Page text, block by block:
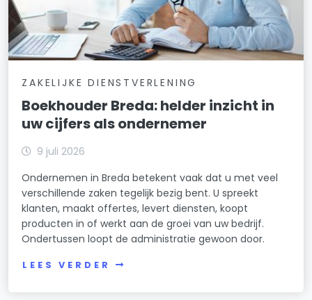
ZAKELIJKE DIENSTVERLENING
Boekhouder Breda: helder inzicht in
uw cijfers als ondernemer
9 juli 2026
Ondernemen in Breda betekent vaak dat u met veel
verschillende zaken tegelijk bezig bent. U spreekt
klanten, maakt offertes, levert diensten, koopt
producten in of werkt aan de groei van uw bedrijf.
Ondertussen loopt de administratie gewoon door.
LEES VERDER